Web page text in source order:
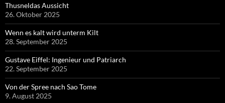
Thusneldas Aussicht
26. Oktober 2025
Wenn es kalt wird unterm Kilt
28. September 2025
Gustave Eiffel: Ingenieur und Patriarch
22. September 2025
Von der Spree nach Sao Tome
9. August 2025